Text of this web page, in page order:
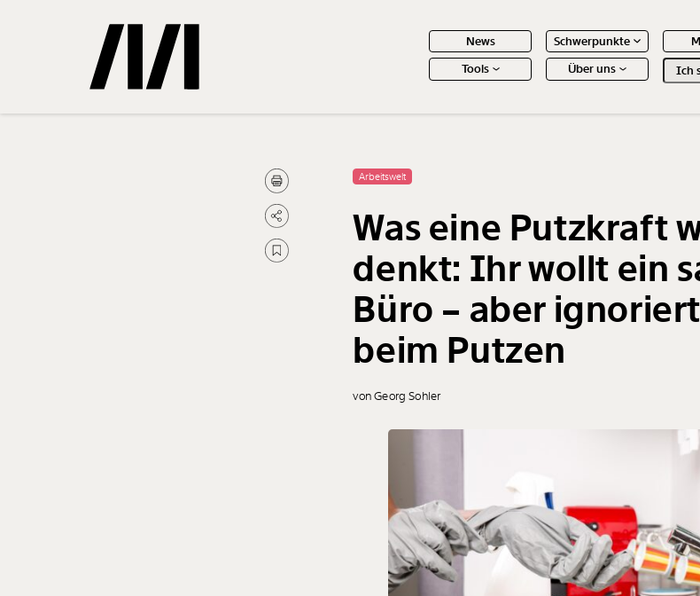
News Schwerpunkte
Tools
Über uns
Gemerkte Inhalte
Treffer
Arbeitswelt
Was eine Putzkraft
denkt: Ihr wollt ein
Büro – aber
beim Putzen
von Georg Sohler